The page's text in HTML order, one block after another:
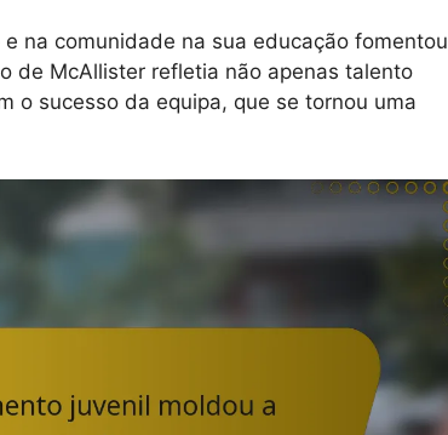
na comunidade na sua educação fomentou
de McAllister refletia não apenas talento
o sucesso da equipa, que se tornou uma